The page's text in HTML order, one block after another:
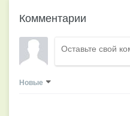
Комментарии
Новые